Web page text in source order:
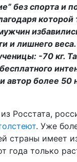
без спорта и
которой
и лишнего
-70 кг.
автор более 50
Росстата,
. Уже
страны имеет
года только